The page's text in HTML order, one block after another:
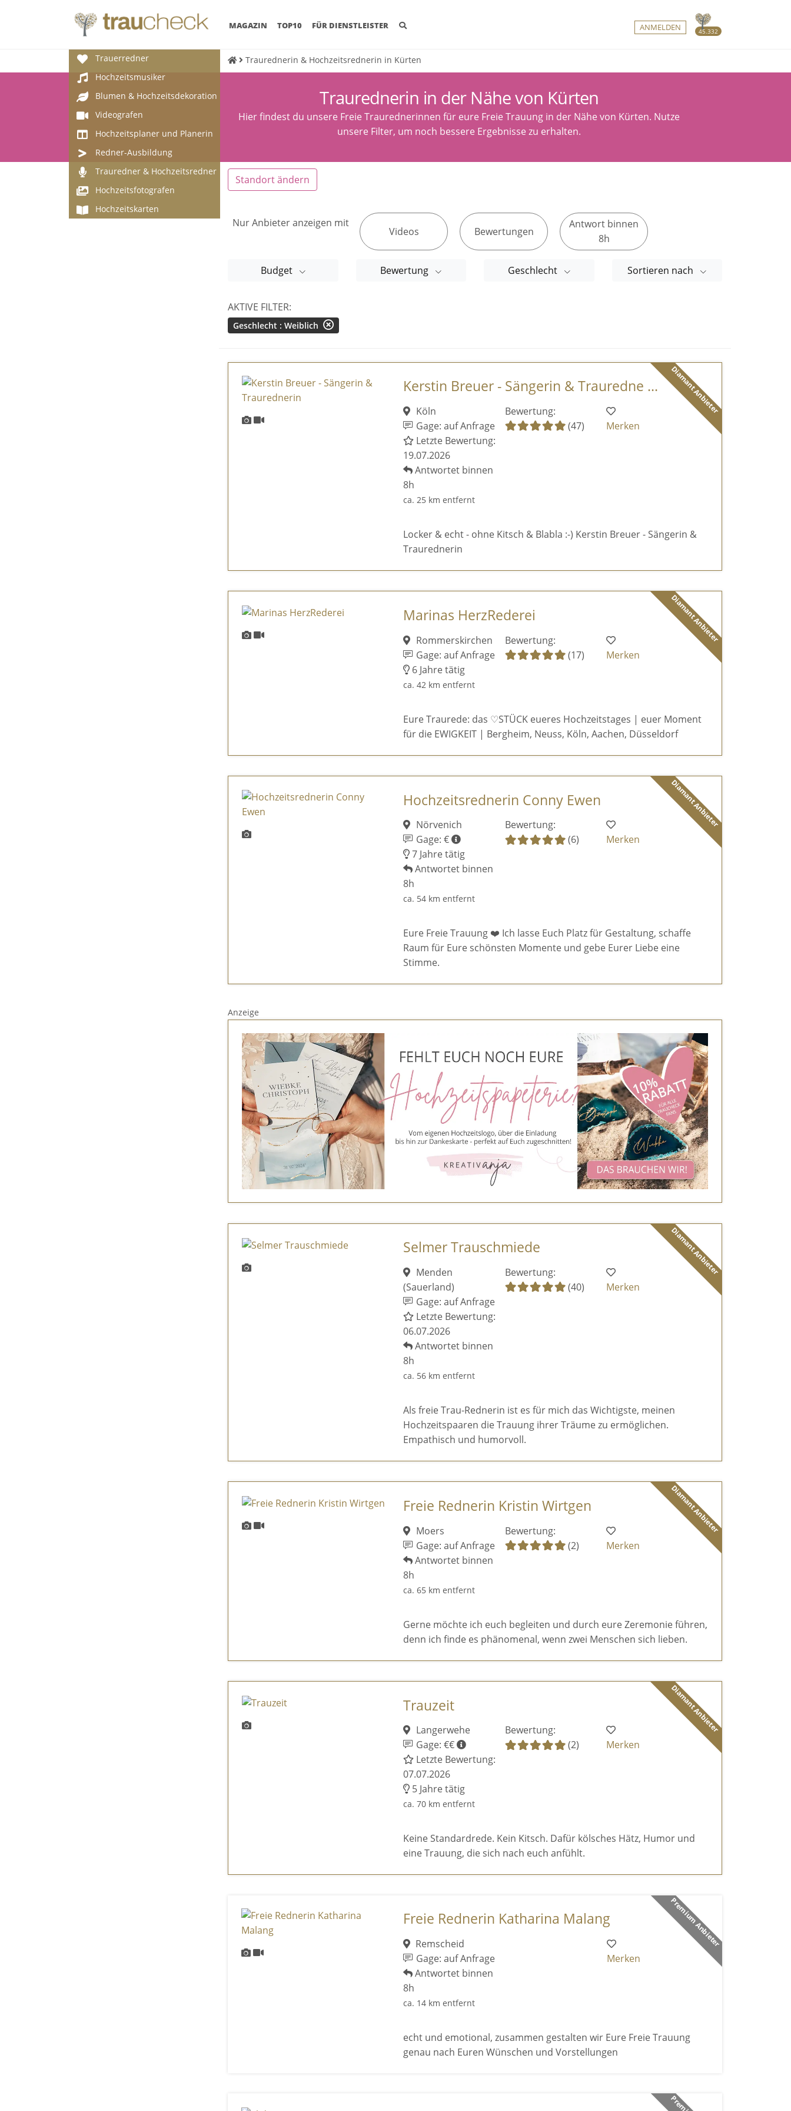
45.332
MAGAZIN (CURRENT)
TOP10 FÜR DIENSTLEISTER ANMELDEN
Trauerredner
Hochzeitsmusiker
Blumen & Hochzeitsdekoration
Videografen
Hochzeitsplaner und Planerin
Redner-Ausbildung
Trauredner & Hochzeitsredner
Hochzeitsfotografen
Hochzeitskarten
Traurednerin & Hochzeitsrednerin in Kürten
Traurednerin in der Nähe von Kürten
Hier findest du unsere Freie Traurednerinnen für eure Freie Trauung in der Nähe von Kürten. Nutze
unsere Filter, um noch bessere Ergebnisse zu erhalten.
Standort ändern
Nur Anbieter anzeigen mit
Videos Bewertungen
Antwort binnen
8h
Budget Bewertung Geschlecht Sortieren nach
AKTIVE FILTER:
Geschlecht : Weiblich
Diamant Anbieter
Kerstin Breuer - Sängerin & Trauredne ...
Köln
Gage: auf Anfrage
Letzte Bewertung:
19.07.2026
Antwortet binnen
8h
ca. 25 km entfernt
Bewertung:
(47)
Merken
Locker & echt - ohne Kitsch & Blabla :-) Kerstin Breuer - Sängerin &
Traurednerin
Diamant Anbieter
Marinas HerzRederei
Rommerskirchen
Gage: auf Anfrage
6 Jahre tätig
ca. 42 km entfernt
Bewertung:
(17)
Merken
Eure Traurede: das ♡STÜCK eueres Hochzeitstages | euer Moment
für die EWIGKEIT | Bergheim, Neuss, Köln, Aachen, Düsseldorf
Diamant Anbieter
Hochzeitsrednerin Conny Ewen
Nörvenich
Gage: €
7 Jahre tätig
Antwortet binnen
8h
ca. 54 km entfernt
Bewertung:
(6)
Merken
Eure Freie Trauung ❤️ Ich lasse Euch Platz für Gestaltung, schaffe
Raum für Eure schönsten Momente und gebe Eurer Liebe eine
Stimme.
Anzeige
Diamant Anbieter
Selmer Trauschmiede
Menden
(Sauerland)
Gage: auf Anfrage
Letzte Bewertung:
06.07.2026
Antwortet binnen
8h
ca. 56 km entfernt
Bewertung:
(40)
Merken
Als freie Trau-Rednerin ist es für mich das Wichtigste, meinen
Hochzeitspaaren die Trauung ihrer Träume zu ermöglichen.
Empathisch und humorvoll.
Diamant Anbieter
Freie Rednerin Kristin Wirtgen
Moers
Gage: auf Anfrage
Antwortet binnen
8h
ca. 65 km entfernt
Bewertung:
(2)
Merken
Gerne möchte ich euch begleiten und durch eure Zeremonie führen,
denn ich finde es phänomenal, wenn zwei Menschen sich lieben.
Diamant Anbieter
Trauzeit
Langerwehe
Gage: €€
Letzte Bewertung:
07.07.2026
5 Jahre tätig
ca. 70 km entfernt
Bewertung:
(2)
Merken
Keine Standardrede. Kein Kitsch. Dafür kölsches Hätz, Humor und
eine Trauung, die sich nach euch anfühlt.
Premium Anbieter
Freie Rednerin Katharina Malang
Remscheid
Gage: auf Anfrage
Antwortet binnen
8h
ca. 14 km entfernt
Merken
echt und emotional, zusammen gestalten wir Eure Freie Trauung
genau nach Euren Wünschen und Vorstellungen